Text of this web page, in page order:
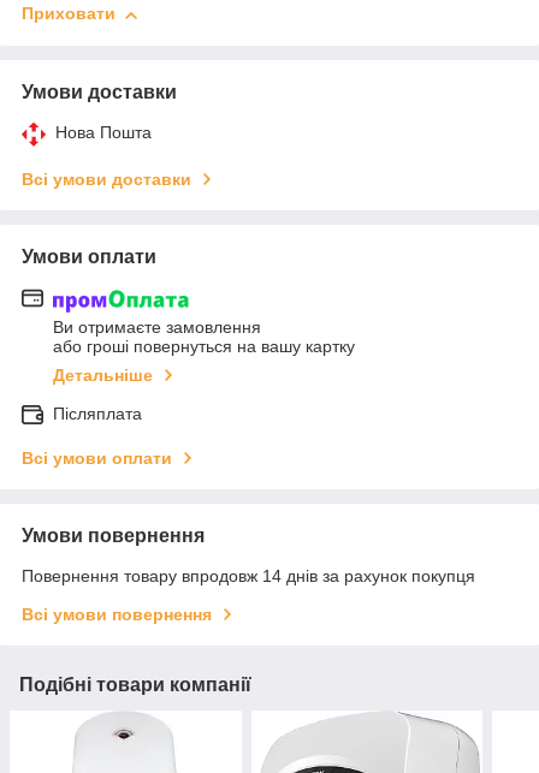
Приховати
Умови доставки
Нова Пошта
Всі умови доставки
Умови оплати
Ви отримаєте замовлення
або гроші повернуться на вашу картку
Детальніше
Післяплата
Всі умови оплати
Умови повернення
Повернення товару впродовж 14 днів за рахунок покупця
Всі умови повернення
Подібні товари компанії